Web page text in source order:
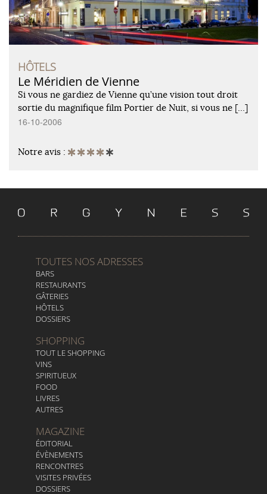
HÔTELS
Le Méridien de Vienne
Si vous ne gardiez de Vienne qu’une vision tout droit
sortie du magnifique film Portier de Nuit, si vous ne […]
16-10-2006
Notre avis :
TOUTES NOS ADRESSES
BARS
RESTAURANTS
GÂTERIES
HÔTELS
DOSSIERS
SHOPPING
TOUT LE SHOPPING
VINS
SPIRITUEUX
FOOD
LIVRES
AUTRES
MAGAZINE
ÉDITORIAL
ÉVÈNEMENTS
RENCONTRES
VISITES PRIVÉES
DOSSIERS